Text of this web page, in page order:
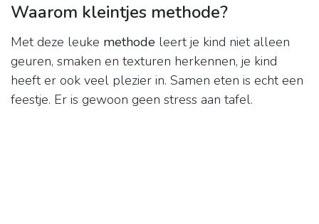
Waarom kleintjes methode?
Met deze leuke methode leert je kind niet alleen
geuren, smaken en texturen herkennen, je kind
heeft er ook veel plezier in. Samen eten is echt een
feestje. Er is gewoon geen stress aan tafel.